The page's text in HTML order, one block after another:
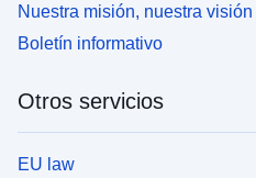
Nuestra misión, nuestra
Boletín informativo
Otros servicios
EU law